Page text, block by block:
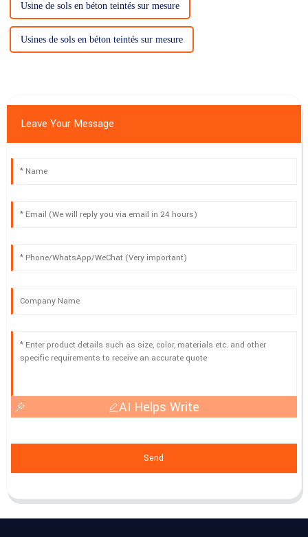
Usine de sols en béton teintés sur mesure
Usines de sols en béton teintés sur mesure
Leave Your Message
AI Helps Write
Send